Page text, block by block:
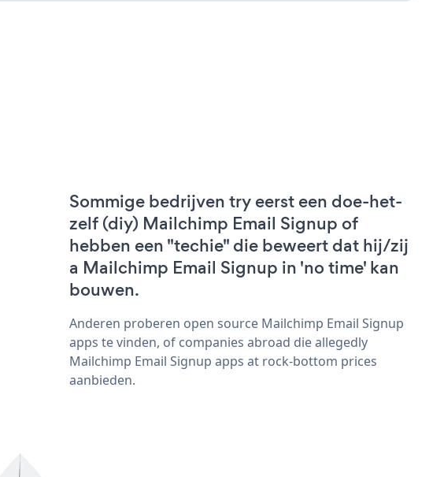
Sommige bedrijven try eerst een doe-het-
zelf (diy) Mailchimp Email Signup of
hebben een "techie" die beweert dat hij/zij
a Mailchimp Email Signup in 'no time' kan
bouwen.
Anderen proberen open source Mailchimp Email Signup
apps te vinden, of companies abroad die allegedly
Mailchimp Email Signup apps at rock-bottom prices
aanbieden.